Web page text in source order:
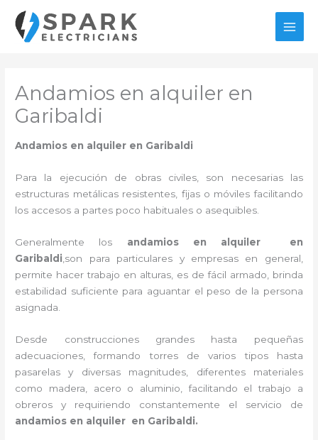
contenido
Andamios en alquiler en
Garibaldi
Andamios en alquiler en Garibaldi
Para la ejecución de obras civiles, son necesarias las
estructuras metálicas resistentes, fijas o móviles facilitando
los accesos a partes poco habituales o asequibles.
Generalmente los andamios en alquiler en
Garibaldi ,son para particulares y empresas en general,
permite hacer trabajo en alturas, es de fácil armado, brinda
estabilidad suficiente para aguantar el peso de la persona
asignada.
Desde construcciones grandes hasta pequeñas
adecuaciones, formando torres de varios tipos hasta
pasarelas y diversas magnitudes, diferentes materiales
como madera, acero o aluminio, facilitando el trabajo a
obreros y requiriendo constantemente el servicio de
andamios en alquiler en Garibaldi.